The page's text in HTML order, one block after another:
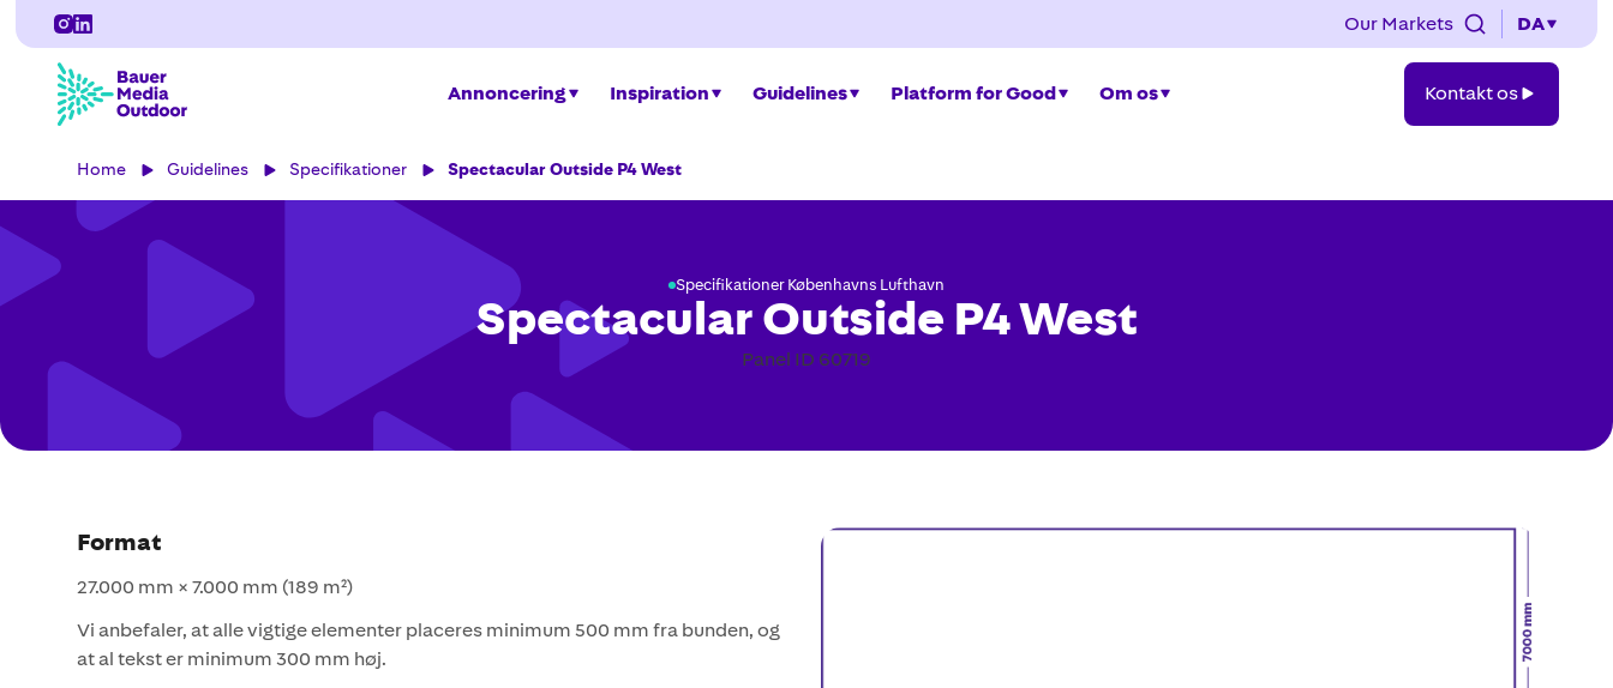
Our Markets DA
Annoncering Inspiration Guidelines Platform for Good Om os
os
Kontakt os
Home Guidelines Specifikationer Spectacular Outside P4 West
Specifikationer Københavns Lufthavn
Spectacular Outside P4 West
Panel ID 60719
Format
27.000 mm × 7.000 mm (189 m²)
Vi anbefaler, at alle vigtige elementer placeres minimum 500 mm fra bunden, og
at al tekst er minimum 300 mm høj.